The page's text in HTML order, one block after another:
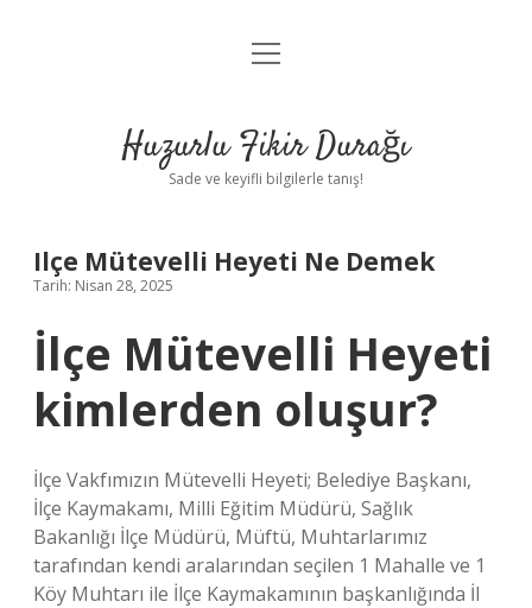
Anasayfa
Yasal Uyarı
menüyü
Huzurlu Fikir Durağı
Sade ve keyifli bilgilerle tanış!
Ilçe Mütevelli Heyeti Ne Demek
Tarih: Nisan 28, 2025
İlçe Mütevelli Heyeti
kimlerden oluşur?
İlçe Vakfımızın Mütevelli Heyeti; Belediye Başkanı,
İlçe Kaymakamı, Milli Eğitim Müdürü, Sağlık
Bakanlığı İlçe Müdürü, Müftü, Muhtarlarımız
tarafından kendi aralarından seçilen 1 Mahalle ve 1
Köy Muhtarı ile İlçe Kaymakamının başkanlığında İl